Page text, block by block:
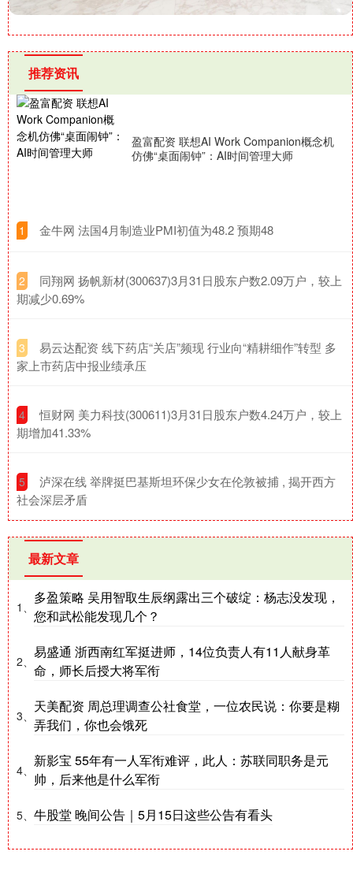
推荐资讯
盈富配资 联想AI Work Companion概念机
仿佛“桌面闹钟”：AI时间管理大师
1 ​金牛网 法国4月制造业PMI初值为48.2 预期48
2
​同翔网 扬帆新材(300637)3月31日股东户数2.09万户，较上
期减少0.69%
3
​易云达配资 线下药店“关店”频现 行业向“精耕细作”转型 多
家上市药店中报业绩承压
4
​恒财网 美力科技(300611)3月31日股东户数4.24万户，较上
期增加41.33%
5
​泸深在线 举牌挺巴基斯坦环保少女在伦敦被捕 , 揭开西方
社会深层矛盾
最新文章
1、
多盈策略 吴用智取生辰纲露出三个破绽：杨志没发现，
您和武松能发现几个？
2、
易盛通 浙西南红军挺进师，14位负责人有11人献身革
命，师长后授大将军衔
3、
天美配资 周总理调查公社食堂，一位农民说：你要是糊
弄我们，你也会饿死
4、
新影宝 55年有一人军衔难评，此人：苏联同职务是元
帅，后来他是什么军衔
5、 牛股堂 晚间公告｜5月15日这些公告有看头